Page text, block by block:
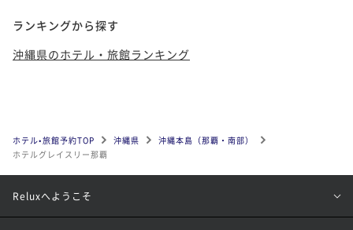
ランキングから探す
沖縄県のホテル・旅館ランキング
ホテル•旅館予約TOP 沖縄県
沖縄本島（那覇・南部）
ホテルグレイスリー那覇
Reluxへようこそ